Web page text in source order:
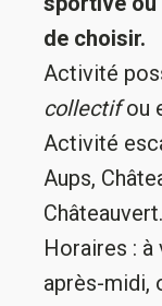
de choisir.
Activité
collectifou
Activité
Aups,
Châteauvert.
Horaires : à
après-midi,